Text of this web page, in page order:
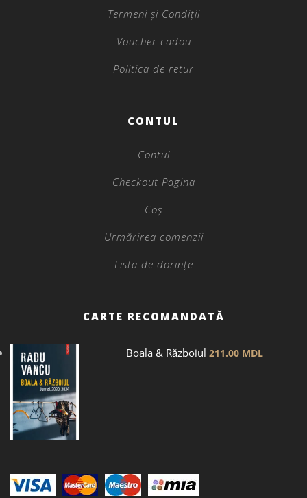
Termeni și Condiții
Voucher cadou
Politica de retur
CONTUL
Contul
Checkout Pagina
Coș
Urmărirea comenzii
Lista de dorințe
CARTE RECOMANDATĂ
Boala & Războiul 211.00 MDL